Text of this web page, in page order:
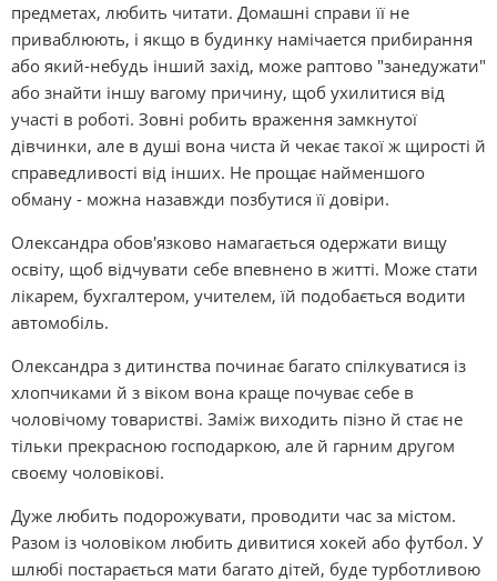
предметах, любить читати. Домашні справи її не
приваблюють, і якщо в будинку намічается прибирання
або який-небудь інший захід, може раптово "занедужати"
або знайти іншу вагому причину, щоб ухилитися від
участі в роботі. Зовні робить враження замкнутої
дівчинки, але в душі вона чиста й чекає такої ж щирості й
справедливості від інших. Не прощає найменшого
обману - можна назавжди позбутися її довіри.
Олександра обов'язково намагається одержати вищу
освіту, щоб відчувати себе впевнено в житті. Може стати
лікарем, бухгалтером, учителем, їй подобається водити
автомобіль.
Олександра з дитинства починає багато спілкуватися із
хлопчиками й з віком вона краще почуває себе в
чоловічому товаристві. Заміж виходить пізно й стає не
тільки прекрасною господаркою, але й гарним другом
своєму чоловікові.
Дуже любить подорожувати, проводити час за містом.
Разом із чоловіком любить дивитися хокей або футбол. У
шлюбі постарається мати багато дітей, буде турботливою